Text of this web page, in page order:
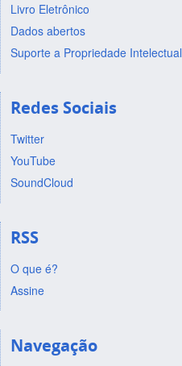
Livro Eletrônico
Dados abertos
Suporte a Propriedade Intelectual
Redes Sociais
Twitter
YouTube
SoundCloud
RSS
O que é?
Assine
Navegação